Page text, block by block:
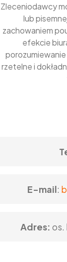
Zleceniodawcy
lub
zachowaniem
efekcie
rzetelne i
E-mail:
Adres: os.